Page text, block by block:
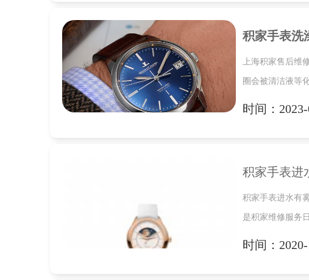
积家手表洗
上海积家售后维
圈会被清洁液等
时间：
积家手表进
积家手表进水有
是积家维修服务
时间：